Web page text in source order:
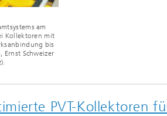
am
Kollektoren mit
bis
Ernst Schweizer
PVT-Kollektoren